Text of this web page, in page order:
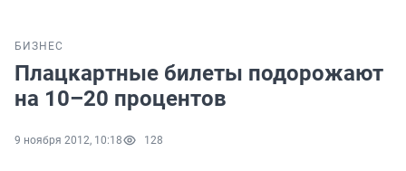
БИЗНЕС
Плацкартные билеты подорожают
на 10–20 процентов
9 ноября 2012, 10:18 128